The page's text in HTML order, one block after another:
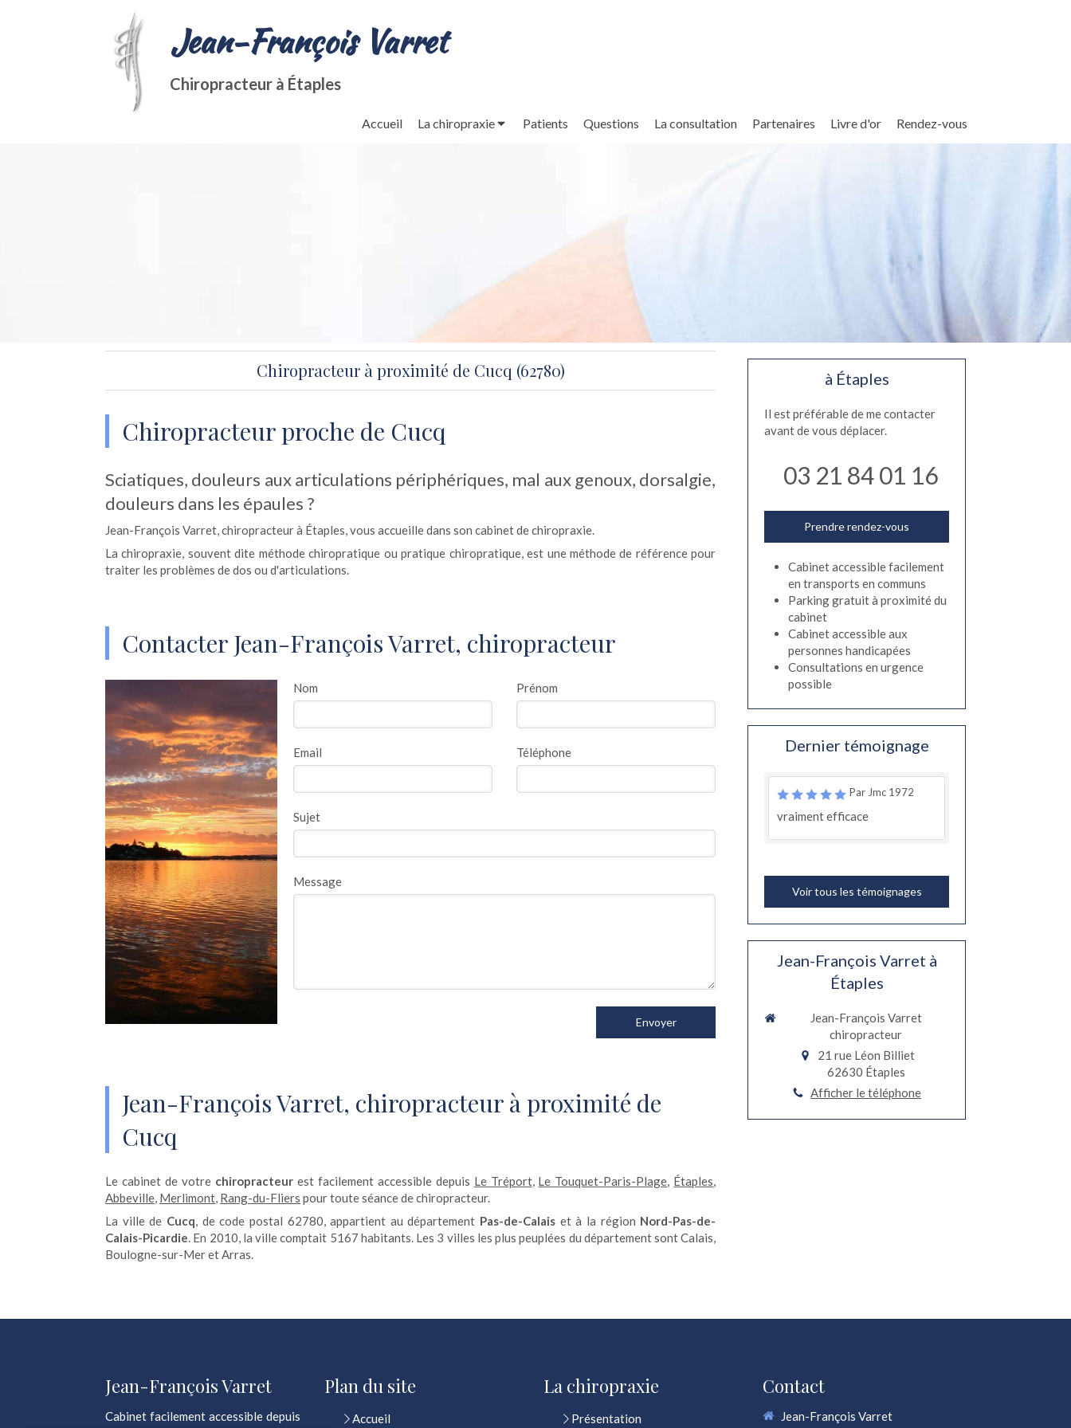
Jean-François Varret
Chiropracteur à Étaples
Accueil La chiropraxie Patients Questions La consultation Partenaires Livre d'or Rendez-vous
Chiropracteur à proximité de Cucq (62780)
Chiropracteur proche de Cucq
Sciatiques, douleurs aux articulations périphériques, mal aux genoux, dorsalgie,
douleurs dans les épaules ?
Jean-François Varret, chiropracteur à Étaples, vous accueille dans son cabinet de chiropraxie.
La chiropraxie, souvent dite méthode chiropratique ou pratique chiropratique, est une méthode de référence pour
traiter les problèmes de dos ou d'articulations.
Contacter Jean-François Varret, chiropracteur
Nom Prénom
Email Téléphone
Sujet
Message
Envoyer
Jean-François Varret, chiropracteur à proximité de
Cucq
Le cabinet de votre chiropracteurest facilement accessible depuis Le Tréport, Le Touquet-Paris-Plage, Étaples,
Abbeville, Merlimont, Rang-du-Fliers pour toute séance de chiropracteur.
La ville de Cucq, de code postal 62780, appartient au département Pas-de-Calais et à la région Nord-Pas-de-
Calais-Picardie. En 2010, la ville comptait 5167 habitants. Les 3 villes les plus peuplées du département sont Calais,
Boulogne-sur-Mer et Arras.
à Étaples
Il est préférable de me contacter
avant de vous déplacer.
03 21 84 01 16
Prendre rendez-vous
Cabinet accessible facilement
en transports en communs
Parking gratuit à proximité du
cabinet
Cabinet accessible aux
personnes handicapées
Consultations en urgence
possible
Dernier témoignage
Par Jmc 1972
vraiment efficace
Voir tous les témoignages
Jean-François Varret à
Étaples
Jean-François Varret
chiropracteur
21 rue Léon Billiet
62630 Étaples
Afficher le téléphone
Jean-François Varret
Cabinet facilement accessible depuis
Plan du site
Accueil
La chiropraxie
Présentation
Contact
Jean-François Varret
Continuer sans accepter